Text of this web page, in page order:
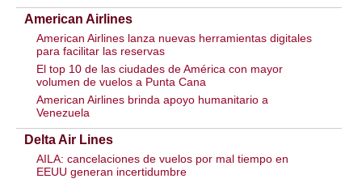
American Airlines
American Airlines lanza nuevas herramientas digitales
para facilitar las reservas
El top 10 de las ciudades de América con mayor
volumen de vuelos a Punta Cana
American Airlines brinda apoyo humanitario a
Venezuela
Delta Air Lines
AILA: cancelaciones de vuelos por mal tiempo en
EEUU generan incertidumbre